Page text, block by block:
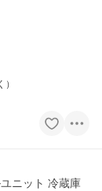
ニット 冷蔵庫